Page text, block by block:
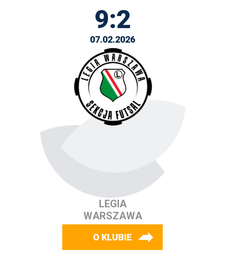
9:2
07.02.2026
LEGIA
WARSZAWA
O KLUBIE